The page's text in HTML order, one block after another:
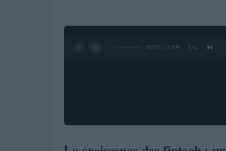
0:06 / 3:09 1 /4